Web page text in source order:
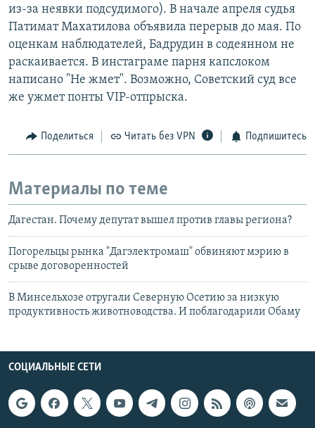
из-за неявки подсудимого). В начале апреля судья
Патимат Махатилова объявила перерыв до мая. По
оценкам наблюдателей, Бадрудин в содеянном не
раскаивается. В инстаграме парня капслоком
написано "Не жмет". Возможно, Советский суд все
же ужмет понты VIP-отпрыска.
Поделиться Читать без VPN Подпишитесь
Материалы по теме
Дагестан. Почему депутат вышел против главы региона?
Погорельцы рынка "Дагэлектромаш" обвиняют мэрию в
срыве договоренностей
В Минсельхозе отругали Северную Осетию за низкую
продуктивность животноводства. И поблагодарили Обаму
СОЦИАЛЬНЫЕ СЕТИ